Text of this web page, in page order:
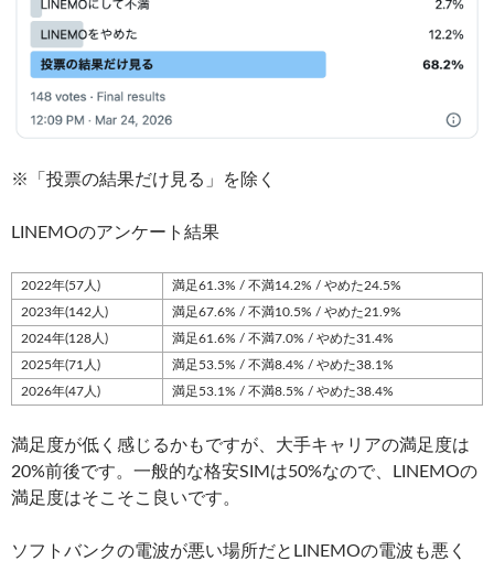
※「投票の結果だけ見る」を除く
LINEMOのアンケート結果
2022年(57人)
満足61.3% / 不満14.2% / やめた24.5%
2023年(142人)
満足67.6% / 不満10.5% / やめた21.9%
2024年(128人)
満足61.6% / 不満7.0% / やめた31.4%
2025年(71人)
満足53.5% / 不満8.4% / やめた38.1%
2026年(47人)
満足53.1% / 不満8.5% / やめた38.4%
満足度が低く感じるかもですが、大手キャリアの満足度は
20%前後です。一般的な格安SIMは50%なので、LINEMOの
満足度はそこそこ良いです。
ソフトバンクの電波が悪い場所だとLINEMOの電波も悪く